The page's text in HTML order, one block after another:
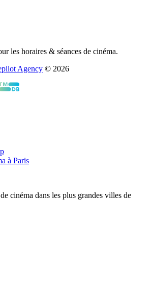
les horaires & séances de cinéma.
Agency © 2026
à Paris
cinéma dans les plus grandes villes de